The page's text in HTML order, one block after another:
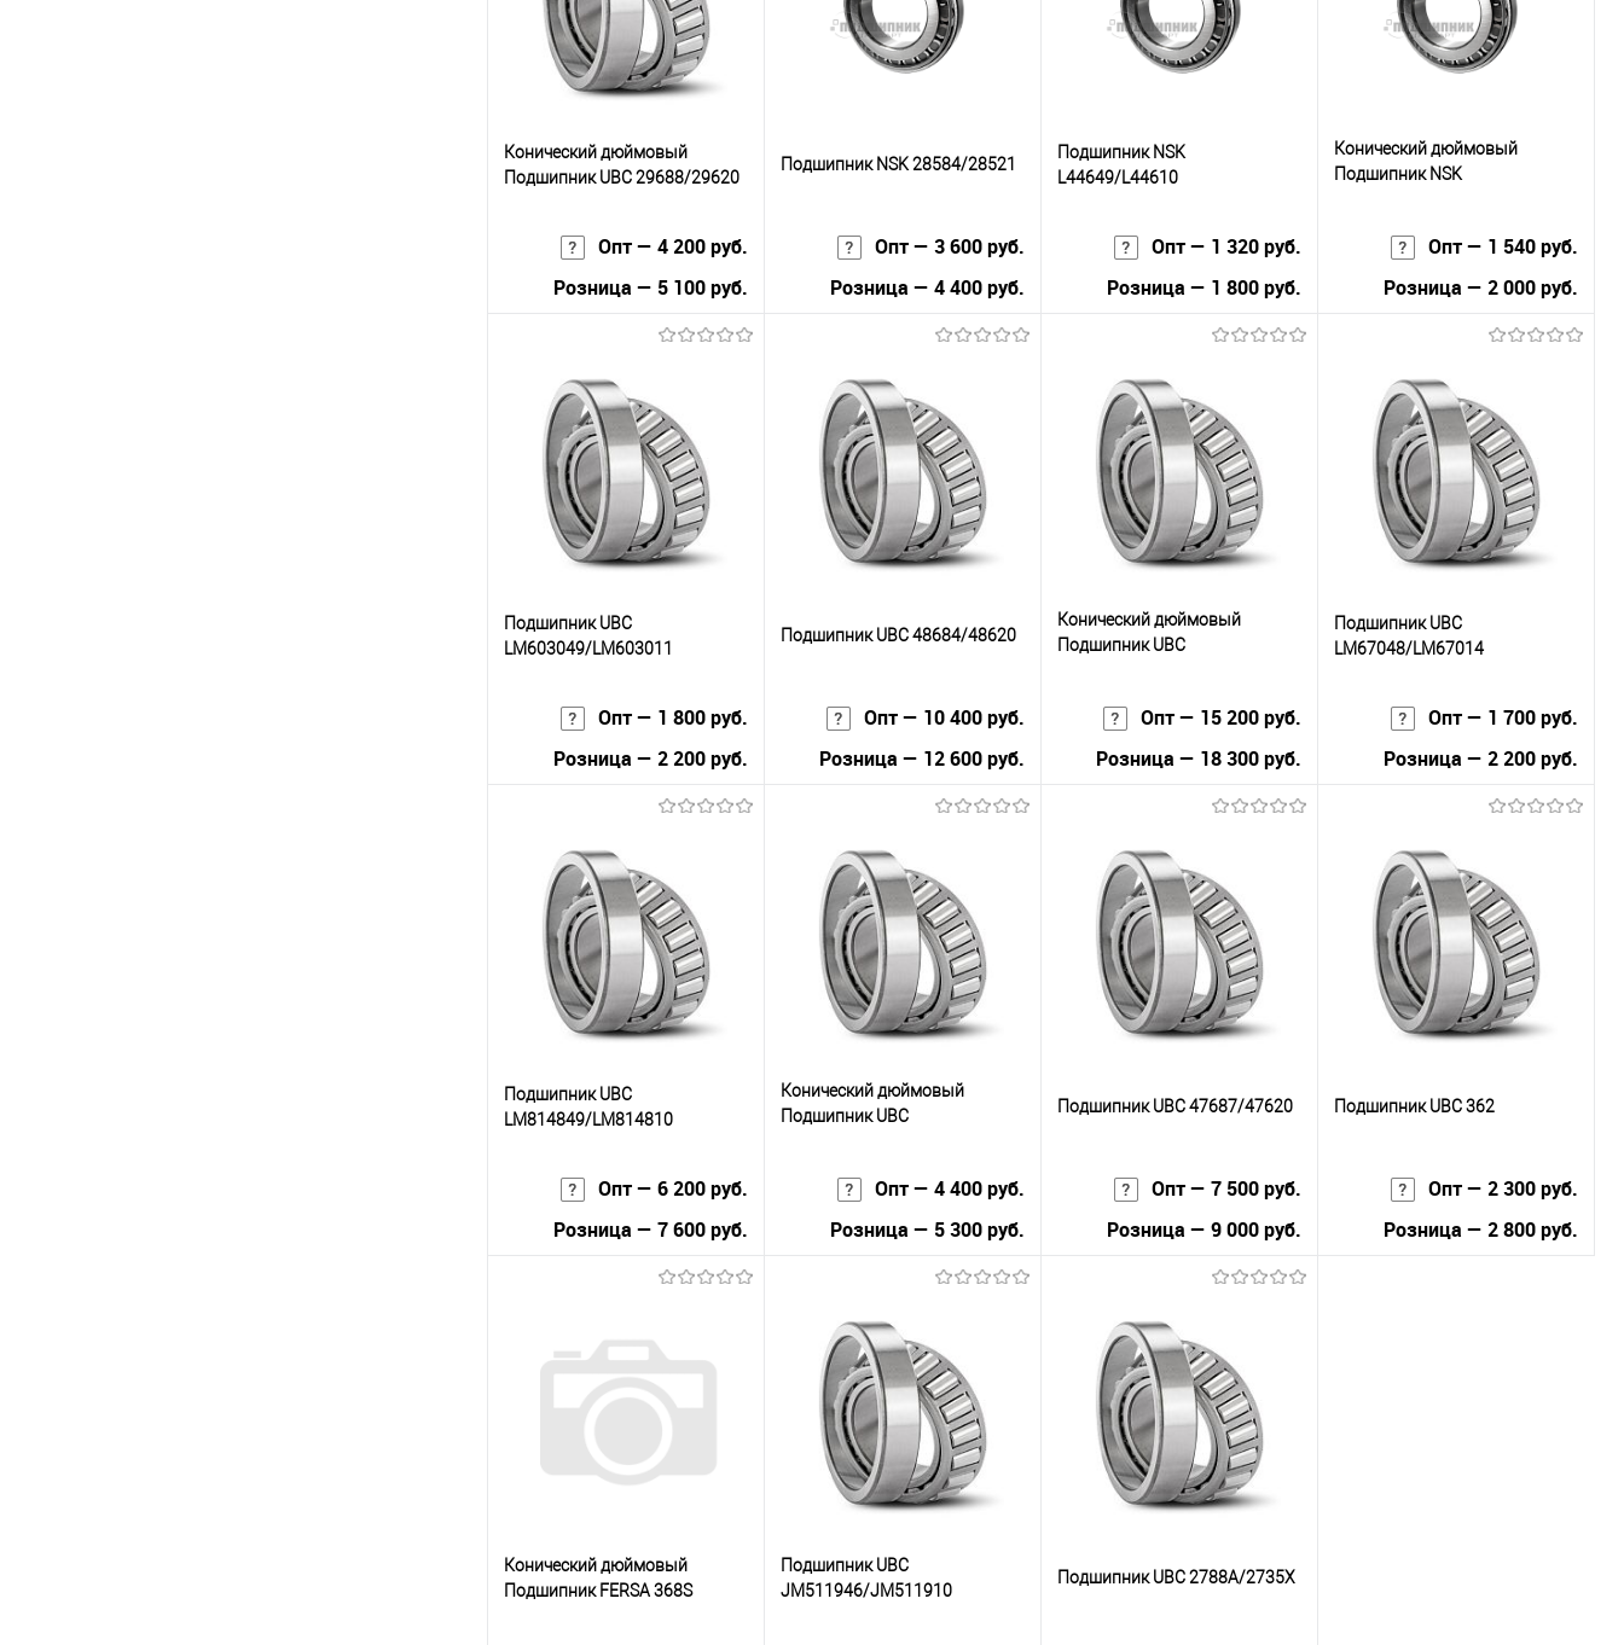
В избранное
В наличии
В избранное
В наличии
В избранное
В наличии
В избранное
В наличии
Конический дюймовый
Подшипник UBC 29688/29620
Опт — 4 200 руб.
Розница — 5 100 руб.
Купить в 1
К
сравнению
В избранное
В наличии
Подшипник NSK 28584/28521
Опт — 3 600 руб.
Розница — 4 400 руб.
Купить в 1
К
сравнению
В избранное
В наличии
Подшипник NSK
L44649/L44610
Опт — 1 320 руб.
Розница — 1 800 руб.
Купить в 1
К
сравнению
В избранное
В наличии
Конический дюймовый
Подшипник NSK
Опт — 1 540 руб.
Розница — 2 000 руб.
Купить в 1
К
сравнению
В избранное
В наличии
Подшипник UBC
LM603049/LM603011
Опт — 1 800 руб.
Розница — 2 200 руб.
Купить в 1
К
сравнению
В избранное
В наличии
Подшипник UBC 48684/48620
Опт — 10 400 руб.
Розница — 12 600 руб.
Купить в 1
К
сравнению
В избранное
В наличии
Конический дюймовый
Подшипник UBC
Опт — 15 200 руб.
Розница — 18 300 руб.
Купить в 1
К
сравнению
В избранное
В наличии
Подшипник UBC
LM67048/LM67014
Опт — 1 700 руб.
Розница — 2 200 руб.
Купить в 1
К
сравнению
В избранное
В наличии
Подшипник UBC
LM814849/LM814810
Опт — 6 200 руб.
Розница — 7 600 руб.
Купить в 1
К
сравнению
Конический дюймовый
Подшипник UBC
Опт — 4 400 руб.
Розница — 5 300 руб.
Купить в 1
К
сравнению
В избранное
В наличии
Подшипник UBC 47687/47620
Опт — 7 500 руб.
Розница — 9 000 руб.
Купить в 1
К
сравнению
В избранное
В наличии
Подшипник UBC 362
Опт — 2 300 руб.
Розница — 2 800 руб.
Конический дюймовый
Подшипник FERSA 368S
Подшипник UBC
JM511946/JM511910
Подшипник UBC 2788A/2735X